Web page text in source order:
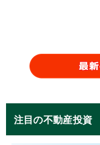
注目の不動産投資